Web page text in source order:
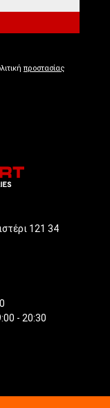
προστασίας
121 34
- 20:30